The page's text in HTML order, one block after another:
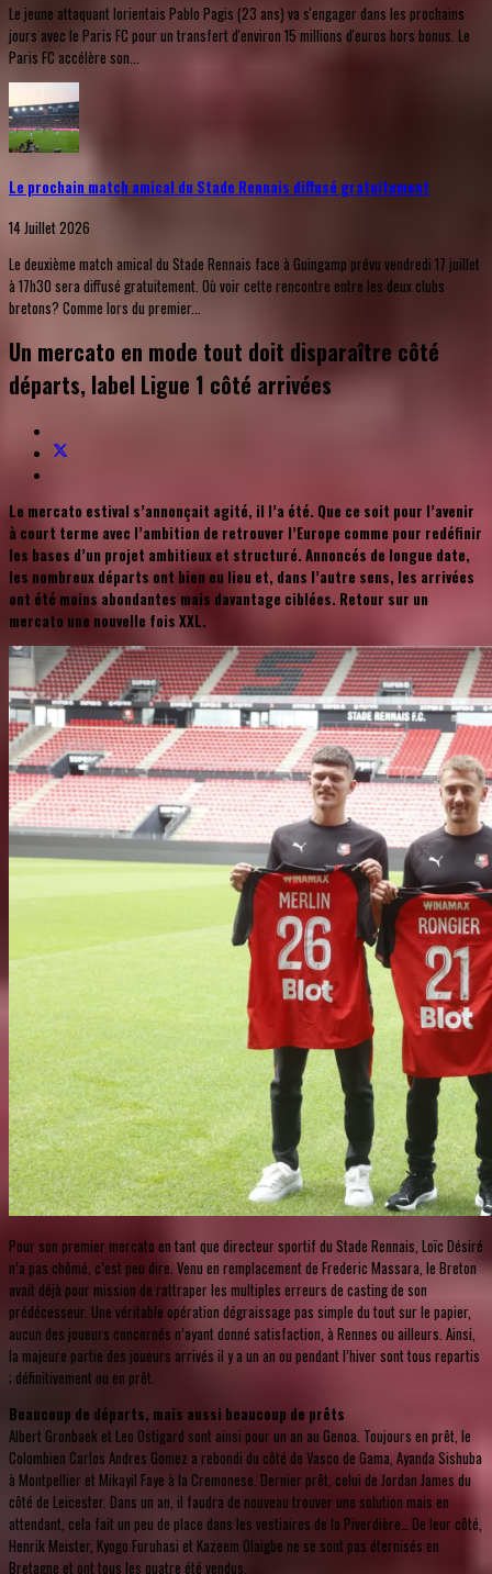
Le jeune attaquant lorientais Pablo Pagis (23 ans) va s'engager dans les prochains
jours avec le Paris FC pour un transfert d'environ 15 millions d'euros hors bonus. Le
Paris FC accélère son...
Le prochain match amical du Stade Rennais diffusé gratuitement
14 Juillet 2026
Le deuxième match amical du Stade Rennais face à Guingamp prévu vendredi 17 juillet
à 17h30 sera diffusé gratuitement. Où voir cette rencontre entre les deux clubs
bretons? Comme lors du premier...
Un mercato en mode tout doit disparaître côté
départs, label Ligue 1 côté arrivées
Le mercato estival s’annonçait agité, il l’a été. Que ce soit pour l’avenir
à court terme avec l’ambition de retrouver l’Europe comme pour redéfinir
les bases d’un projet ambitieux et structuré. Annoncés de longue date,
les nombreux départs ont bien eu lieu et, dans l’autre sens, les arrivées
ont été moins abondantes mais davantage ciblées. Retour sur un
mercato une nouvelle fois XXL.
Pour son premier mercato en tant que directeur sportif du Stade Rennais, Loïc Désiré
n’a pas chômé, c’est peu dire. Venu en remplacement de Frederic Massara, le Breton
avait déjà pour mission de rattraper les multiples erreurs de casting de son
prédécesseur. Une véritable opération dégraissage pas simple du tout sur le papier,
aucun des joueurs concernés n’ayant donné satisfaction, à Rennes ou ailleurs. Ainsi,
la majeure partie des joueurs arrivés il y a un an ou pendant l’hiver sont tous repartis
; définitivement ou en prêt.
Beaucoup de départs, mais aussi beaucoup de prêts
Albert Gronbaek et Leo Ostigard sont ainsi pour un an au Genoa. Toujours en prêt, le
Colombien Carlos Andres Gomez a rebondi du côté de Vasco de Gama, Ayanda Sishuba
à Montpellier et Mikayil Faye à la Cremonese. Dernier prêt, celui de Jordan James du
côté de Leicester. Dans un an, il faudra de nouveau trouver une solution mais en
attendant, cela fait un peu de place dans les vestiaires de la Piverdière… De leur côté,
Henrik Meister, Kyogo Furuhasi et Kazeem Olaigbe ne se sont pas éternisés en
Bretagne et ont tous les quatre été vendus.